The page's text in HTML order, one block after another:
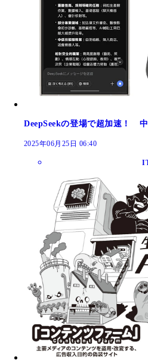
DeepSeekの登場で超加速！
2025年06月25日 06:40